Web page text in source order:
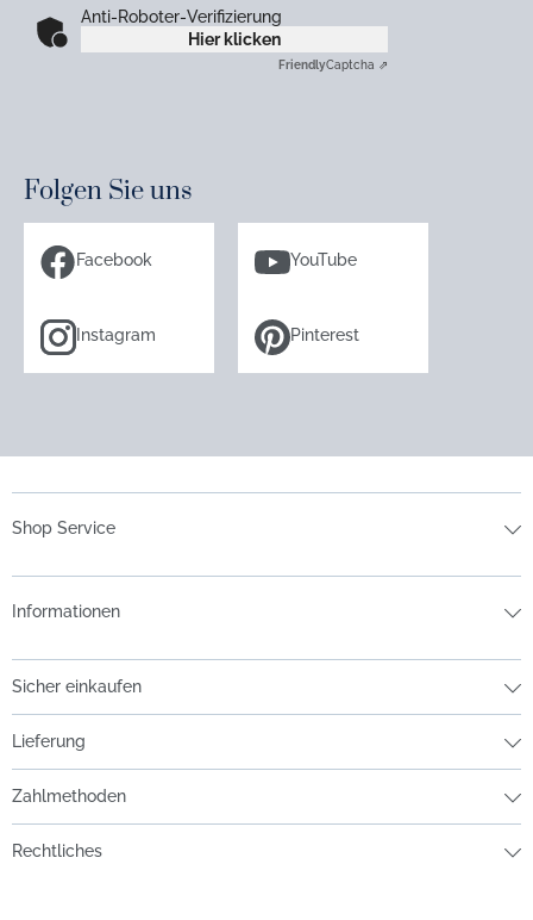
Anti-Roboter-Verifizierung
Hier klicken
FriendlyCaptcha ⇗
Folgen Sie uns
Facebook YouTube
Instagram Pinterest
Shop Service
Informationen
Sicher einkaufen
Lieferung
Zahlmethoden
Rechtliches